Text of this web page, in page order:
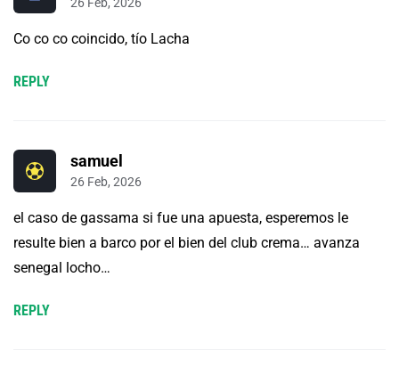
Co co co coincido, tío Lacha
REPLY
samuel
26 Feb, 2026
el caso de gassama si fue una apuesta, esperemos le
resulte bien a barco por el bien del club crema… avanza
senegal locho…
REPLY